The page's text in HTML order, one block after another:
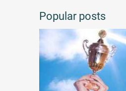
Popular posts